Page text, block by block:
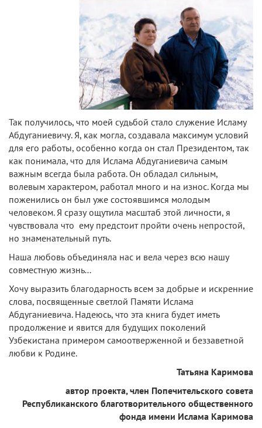
Так получилось, что моей судьбой стало служение Исламу
Абдуганиевичу. Я, как могла, создавала максимум условий
для его работы, особенно когда он стал Президентом, так
как понимала, что для Ислама Абдуганиевича самым
важным всегда была работа. Он обладал сильным,
волевым характером, работал много и на износ. Когда мы
поженились он был уже состоявшимся молодым
человеком. Я сразу ощутила масштаб этой личности, я
чувствовала что ему предстоит пройти очень непростой,
но знаменательный путь.
Наша любовь объединяла нас и вела через всю нашу
совместную жизнь…
Хочу выразить благодарность всем за добрые и искренние
слова, посвященные светлой Памяти Ислама
Абдуганиевича. Надеюсь, что эта книга будет иметь
продолжение и явится для будущих поколений
Узбекистана примером самоотверженной и беззаветной
любви к Родине.
Татьяна Каримова
автор проекта, член Попечительского совета
Республиканского благотворительного общественного
фонда имени Ислама Каримова